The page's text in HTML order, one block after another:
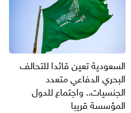
السعودية تعين قائدا للتحالف
البحري الدفاعي متعدد
الجنسيات.. واجتماع للدول
المؤسسة قريبا